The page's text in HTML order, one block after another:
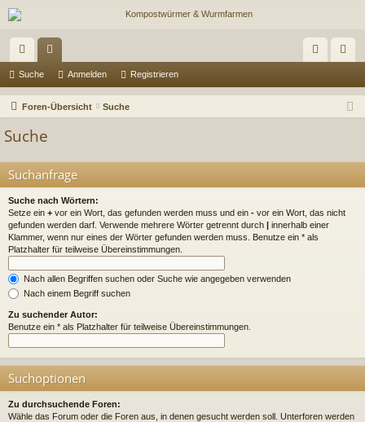
ch
ne
riff
en m ist
Suche Anmelden Registrieren
Foren-Übersicht Suche
Suche
Suchanfrage
Suche nach Wörtern:
Setze ein + vor ein Wort, das gefunden werden muss und ein - vor ein Wort, das nicht
gefunden werden darf. Verwende mehrere Wörter getrennt durch | innerhalb einer
Klammer, wenn nur eines der Wörter gefunden werden muss. Benutze ein * als
Platzhalter für teilweise Übereinstimmungen.
Nach allen Begriffen suchen oder Suche wie angegeben verwenden
Nach einem Begriff suchen
Zu suchender Autor:
Benutze ein * als Platzhalter für teilweise Übereinstimmungen.
Suchoptionen
Zu durchsuchende Foren:
Wähle das Forum oder die Foren aus, in denen gesucht werden soll. Unterforen werden